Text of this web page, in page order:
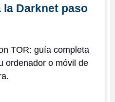
la Darknet paso
TOR: guía completa
ordenador o móvil de